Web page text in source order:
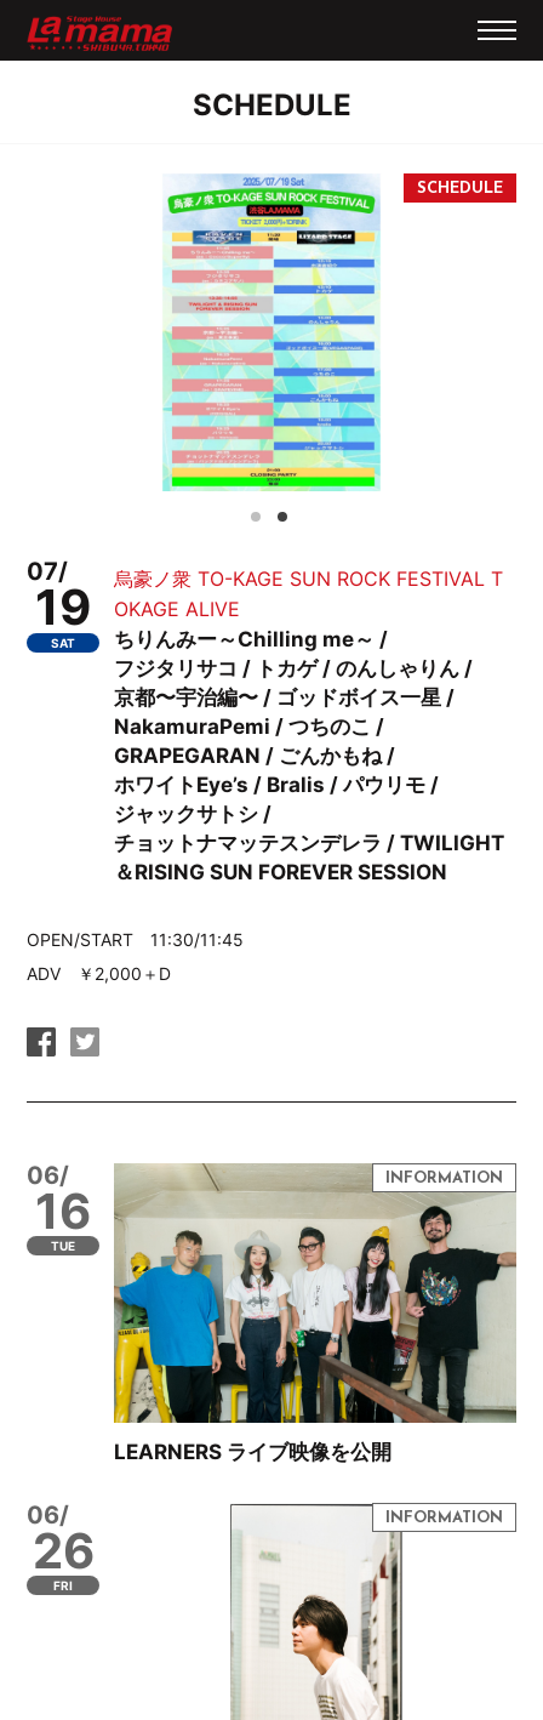
SCHEDULE
07/
19
SAT
烏豪ノ衆 TO-KAGE SUN ROCK FESTIVAL T
OKAGE ALIVE
ちりんみー～Chilling me～ /
フジタリサコ / トカゲ / のんしゃりん /
京都〜宇治編〜 / ゴッドボイス一星 /
NakamuraPemi / つちのこ /
GRAPEGARAN / ごんかもね /
ホワイトEye’s / Bralis / パウリモ /
ジャックサトシ /
チョットナマッテスンデレラ / TWILIGHT
＆RISING SUN FOREVER SESSION
OPEN/START 11:30/11:45
ADV ￥2,000＋D
06/
16
TUE
LEARNERS ライブ映像を公開
06/
26
FRI